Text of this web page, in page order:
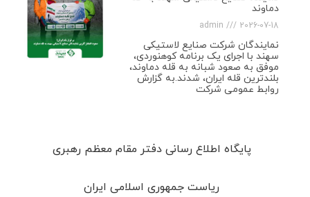
دماوند
admin 2026-07-18
نمایندگان شرکت صنایع لاستیکی
سهند با اجرای یک برنامه کوهنوردی،
موفق به صعود شبانه به قله دماوند،
بلندترین قله ایران، شدند.به گزارش
روابط عمومی شرکت
پایگاه اطلاع رسانی دفتر مقام معظم رهبری
ریاست جمهوری اسلامی ایران